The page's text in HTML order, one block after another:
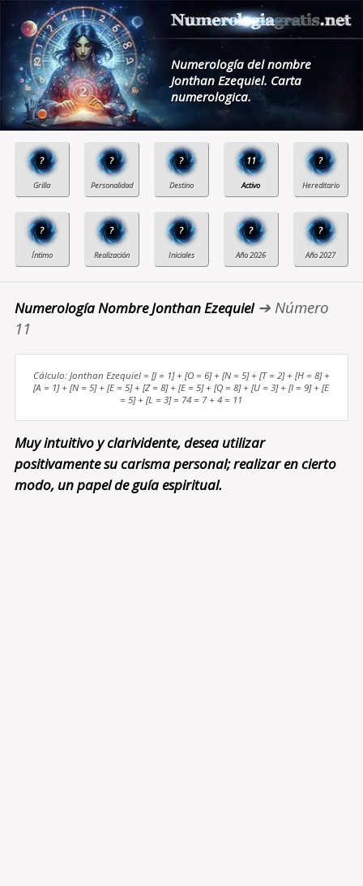
Numerología del nombre
Jonthan Ezequiel. Carta
numerologica.
? ? ? 11 ?
? ? ? ? ?
Numerología Nombre Jonthan Ezequiel➔ Número
11
Cálculo: Jonthan Ezequiel = [J = 1] + [O = 6] + [N = 5] + [T = 2] + [H = 8] +
[A = 1] + [N = 5] + [E = 5] + [Z = 8] + [E = 5] + [Q = 8] + [U = 3] + [I = 9] + [E
= 5] + [L = 3] = 74 = 7 + 4 = 11
Muy intuitivo y clarividente, desea utilizar
positivamente su carisma personal; realizar en cierto
modo, un papel de guía espiritual.